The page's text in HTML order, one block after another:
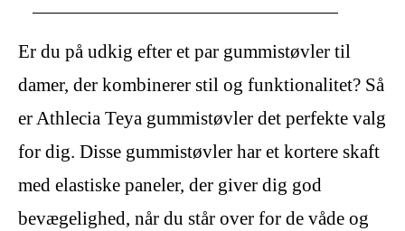
Er du på udkig efter et par gummistøvler til
damer, der kombinerer stil og funktionalitet? Så
er Athlecia Teya gummistøvler det perfekte valg
for dig. Disse gummistøvler har et kortere skaft
med elastiske paneler, der giver dig god
bevægelighed, når du står over for de våde og